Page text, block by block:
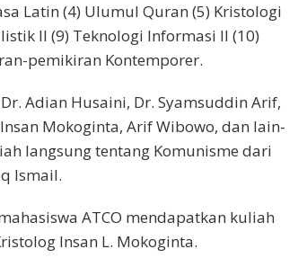
Latin (4) Ulumul Quran (5) Kristologi
II (9) Teknologi Informasi II (10)
pemikiran Kontemporer.
Adian Husaini, Dr. Syamsuddin Arif,
Mokoginta, Arif Wibowo, dan lain-
langsung tentang Komunisme dari
Ismail.
ATCO mendapatkan kuliah
Insan L. Mokoginta.